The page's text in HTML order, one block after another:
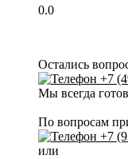
0.0
Остались
+7
Мы всегда
По вопросам
+7
или